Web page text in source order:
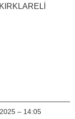
– 14:05